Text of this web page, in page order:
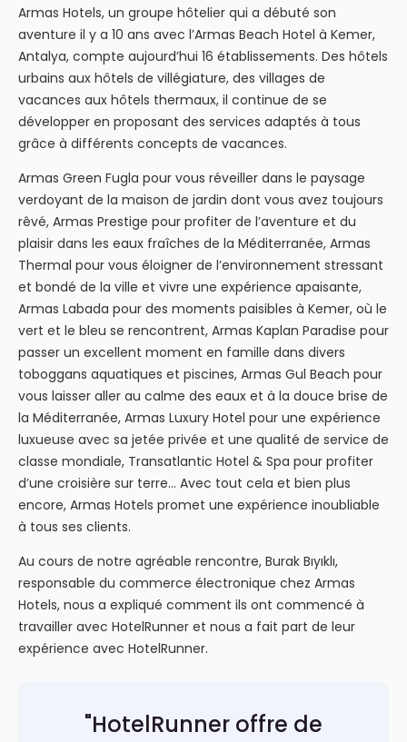
Armas Hotels, un groupe hôtelier qui a débuté son
aventure il y a 10 ans avec l’Armas Beach Hotel à Kemer,
Antalya, compte aujourd’hui 16 établissements. Des hôtels
urbains aux hôtels de villégiature, des villages de
vacances aux hôtels thermaux, il continue de se
développer en proposant des services adaptés à tous
grâce à différents concepts de vacances.
Armas Green Fugla pour vous réveiller dans le paysage
verdoyant de la maison de jardin dont vous avez toujours
rêvé, Armas Prestige pour profiter de l’aventure et du
plaisir dans les eaux fraîches de la Méditerranée, Armas
Thermal pour vous éloigner de l’environnement stressant
et bondé de la ville et vivre une expérience apaisante,
Armas Labada pour des moments paisibles à Kemer, où le
vert et le bleu se rencontrent, Armas Kaplan Paradise pour
passer un excellent moment en famille dans divers
toboggans aquatiques et piscines, Armas Gul Beach pour
vous laisser aller au calme des eaux et à la douce brise de
la Méditerranée, Armas Luxury Hotel pour une expérience
luxueuse avec sa jetée privée et une qualité de service de
classe mondiale, Transatlantic Hotel & Spa pour profiter
d’une croisière sur terre… Avec tout cela et bien plus
encore, Armas Hotels promet une expérience inoubliable
à tous ses clients.
Au cours de notre agréable rencontre, Burak Bıyıklı,
responsable du commerce électronique chez Armas
Hotels, nous a expliqué comment ils ont commencé à
travailler avec HotelRunner et nous a fait part de leur
expérience avec HotelRunner.
"HotelRunner offre de